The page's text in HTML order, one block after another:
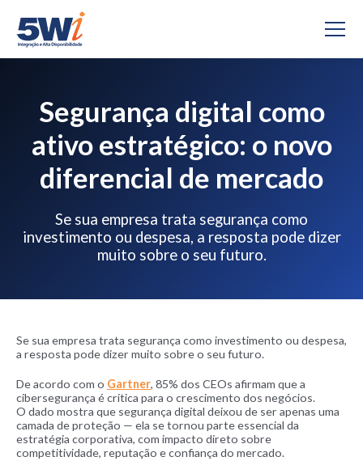
Segurança digital como
ativo estratégico: o novo
diferencial de mercado
Se sua empresa trata segurança como
investimento ou despesa, a resposta pode dizer
muito sobre o seu futuro.
Se sua empresa trata segurança como investimento ou despesa,
a resposta pode dizer muito sobre o seu futuro.
De acordo com o Gartner, 85% dos CEOs afirmam que a
cibersegurança é crítica para o crescimento dos negócios.
O dado mostra que segurança digital deixou de ser apenas uma
camada de proteção — ela se tornou parte essencial da
estratégia corporativa, com impacto direto sobre
competitividade, reputação e confiança do mercado.